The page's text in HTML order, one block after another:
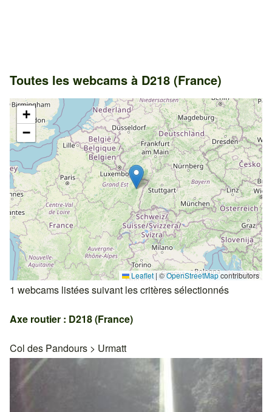
Toutes les webcams à D218 (France)
+
−
Leaflet | ©OpenStreetMapcontributors
1 webcams listées suivant les critères sélectionnés
Axe routier : D218 (France)
Col des Pandours > Urmatt